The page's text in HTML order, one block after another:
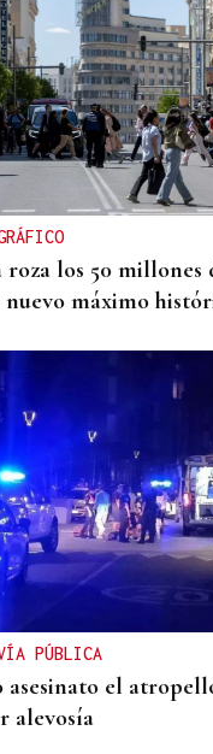
roza los 50 millones
máximo
PÚBLICA
asesinato el
alevosía